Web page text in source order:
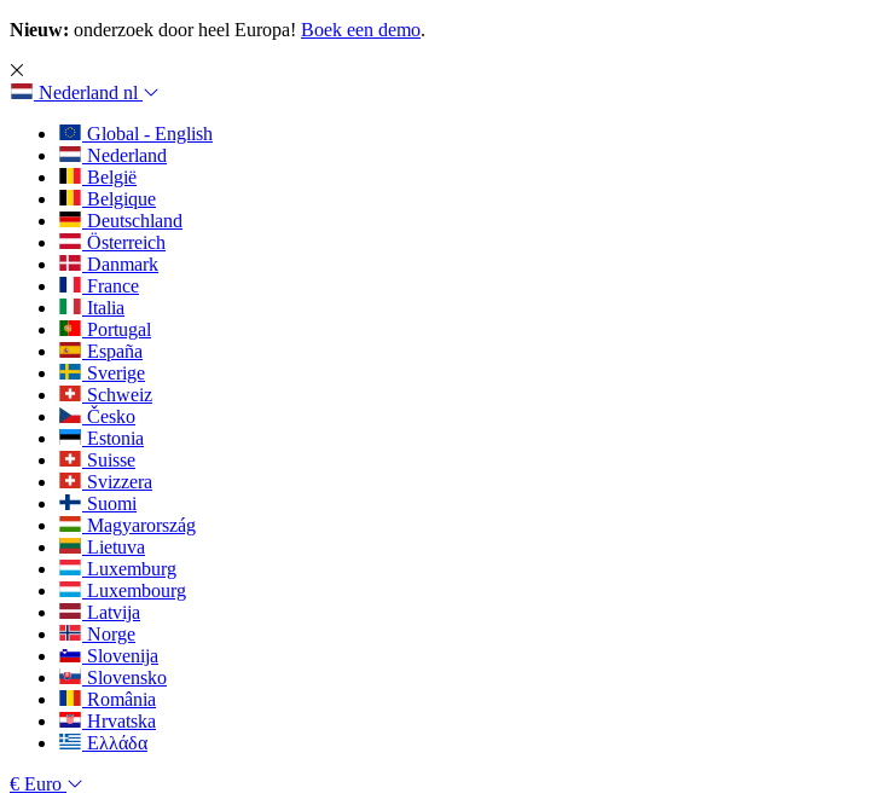
Nieuw: onderzoek door heel Europa! Boek een demo.
Nederland nl
Global - English
Nederland
België
Belgique
Deutschland
Österreich
Danmark
France
Italia
Portugal
España
Sverige
Schweiz
Česko
Estonia
Suisse
Svizzera
Suomi
Magyarország
Lietuva
Luxemburg
Luxembourg
Latvija
Norge
Slovenija
Slovensko
România
Hrvatska
Ελλάδα
€ Euro